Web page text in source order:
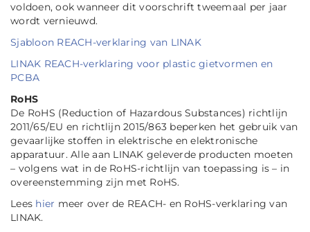
voldoen, ook wanneer dit voorschrift tweemaal per jaar
wordt vernieuwd.
Sjabloon REACH-verklaring van LINAK
LINAK REACH-verklaring voor plastic gietvormen en
PCBA
RoHS
De RoHS (Reduction of Hazardous Substances) richtlijn
2011/65/EU en richtlijn 2015/863 beperken het gebruik van
gevaarlĳke stoffen in elektrische en elektronische
apparatuur. Alle aan LINAK geleverde producten moeten
– volgens wat in de RoHS-richtlijn van toepassing is – in
overeenstemming zijn met RoHS.
Lees hier meer over de REACH- en RoHS-verklaring van
LINAK.